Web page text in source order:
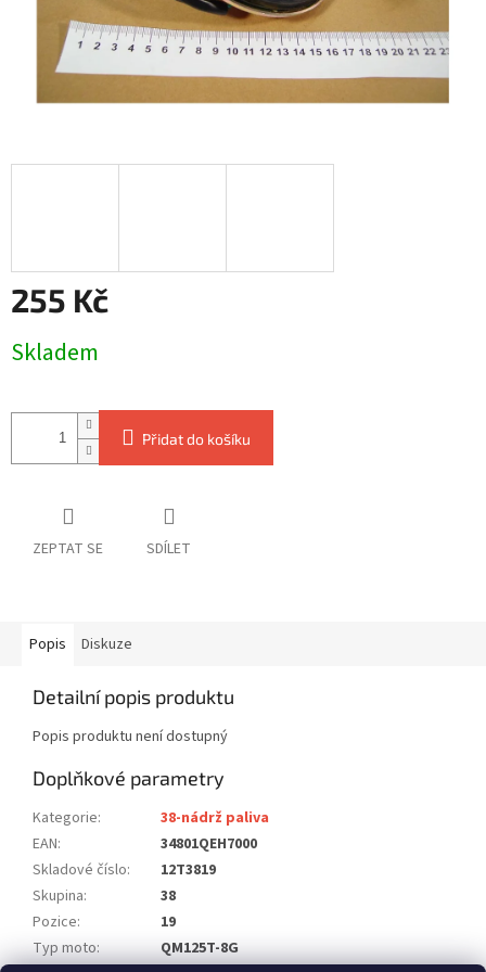
255 Kč
cena:
Skladem
Přidat do košíku
ZEPTAT SE SDÍLET
Popis Diskuze
Detailní popis produktu
Popis produktu není dostupný
Doplňkové parametry
Kategorie:
38-nádrž paliva
EAN:
34801QEH7000
Skladové číslo:
12T3819
Skupina:
38
Pozice:
19
Typ moto:
QM125T-8G